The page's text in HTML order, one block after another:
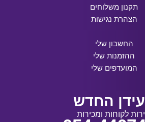
תקנון משלוחים
הצהרת נגישות
החשבון שלי
ההזמנות שלי
המועדפים שלי
החדש
לקוחות ומכירות